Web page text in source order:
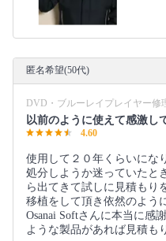
匿名希望(50代)
DVD・ブルーレイプレイヤー修
以前のように使えて感激し
4.60
使用して２０年くらいにな
処分しようか迷っていたと
ら出てきて試しに見積もり
移植をして頂き依然のよう
Osanai Softさんに本当に感
ような製品があれば見積も